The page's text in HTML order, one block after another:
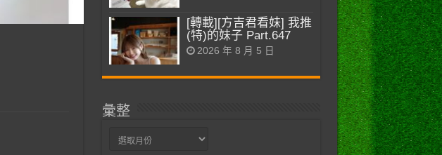
[轉載][方吉君看妹] 我推
(特)的妹子 Part.647
2026 年 8 月 5 日
彙整
彙